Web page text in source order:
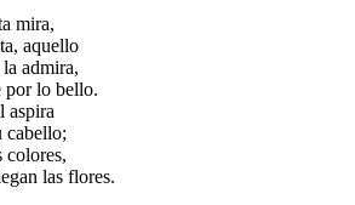
mira,
aquello
admira,
por lo bello.
aspira
cabello;
colores,
las flores.